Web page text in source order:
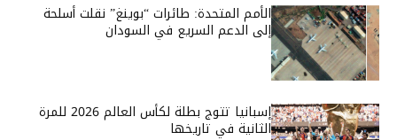
الأمم المتحدة: طائرات “بوينغ” نقلت أسلحة
إلى الدعم السريع في السودان
إسبانيا تتوج بطلة لكأس العالم 2026 للمرة
الثانية في تاريخها